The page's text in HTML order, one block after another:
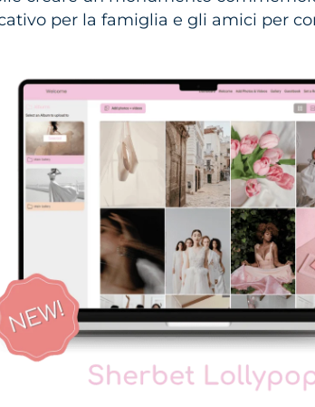
per la famiglia e gli amici per